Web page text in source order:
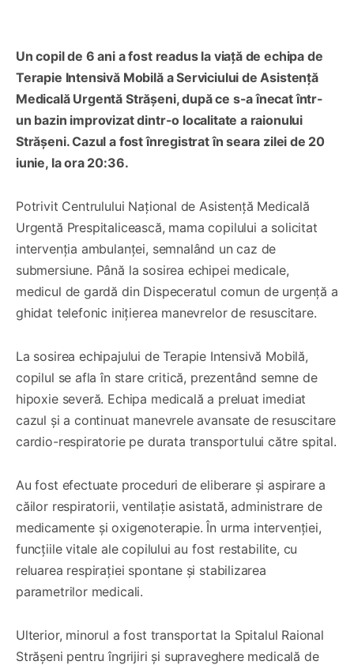
Un copil de 6 ani a fost readus la viață de echipa de
Terapie Intensivă Mobilă a Serviciului de Asistență
Medicală Urgentă Strășeni, după ce s-a înecat într-
un bazin improvizat dintr-o localitate a raionului
Strășeni. Cazul a fost înregistrat în seara zilei de 20
iunie, la ora 20:36.
Potrivit Centrulului Național de Asistență Medicală
Urgentă Prespitalicească, mama copilului a solicitat
intervenția ambulanței, semnalând un caz de
submersiune. Până la sosirea echipei medicale,
medicul de gardă din Dispeceratul comun de urgență a
ghidat telefonic inițierea manevrelor de resuscitare.
La sosirea echipajului de Terapie Intensivă Mobilă,
copilul se afla în stare critică, prezentând semne de
hipoxie severă. Echipa medicală a preluat imediat
cazul și a continuat manevrele avansate de resuscitare
cardio-respiratorie pe durata transportului către spital.
Au fost efectuate proceduri de eliberare și aspirare a
căilor respiratorii, ventilație asistată, administrare de
medicamente și oxigenoterapie. În urma intervenției,
funcțiile vitale ale copilului au fost restabilite, cu
reluarea respirației spontane și stabilizarea
parametrilor medicali.
Ulterior, minorul a fost transportat la Spitalul Raional
Strășeni pentru îngrijiri și supraveghere medicală de